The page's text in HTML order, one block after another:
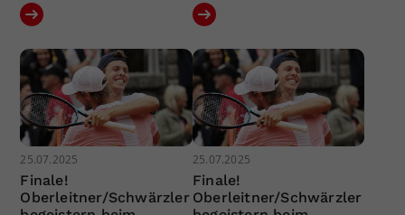
25.07.2025
Finale!
Oberleitner/Schwärzler
25.07.2025
Finale!
Oberleitner/Schwärzler